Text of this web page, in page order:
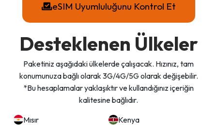
eSIM Uyumluluğunu Kontrol Et
Desteklenen Ülkeler
Paketiniz aşağıdaki ülkelerde çalışacak. Hızınız, tam
konumunuza bağlı olarak 3G/4G/5G olarak değişebilir.
*Bu hesaplamalar yaklaşıktır ve kullandığınız içeriğin
kalitesine bağlıdır.
Mısır
Kenya